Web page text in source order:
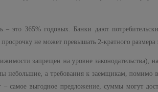
– это 365% годовых. Банки дают
не может превышать 2-кратного размера
запрещен на уровне законодательства),
небольшие, а требования к заемщикам, помимо
самое выгодное предложение, суммы могут